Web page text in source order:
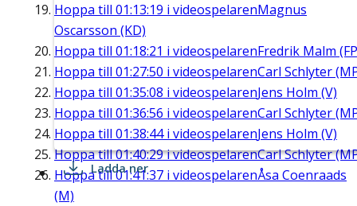
Hoppa till 01:13:19 i videospelarenMagnus
Oscarsson (KD)
Hoppa till 01:18:21 i videospelarenFredrik Malm
Hoppa till 01:27:50 i videospelarenCarl Schlyter
Hoppa till 01:35:08 i videospelarenJens Holm (V)
Hoppa till 01:36:56 i videospelarenCarl Schlyter
Hoppa till 01:38:44i videospelarenJens Holm (V)
Hoppa till01:40:29i videospelarenCarl Schlyter
Hoppa till01:41:37 i videospelarenÅsa Coenraads
(M)
Ladda ner